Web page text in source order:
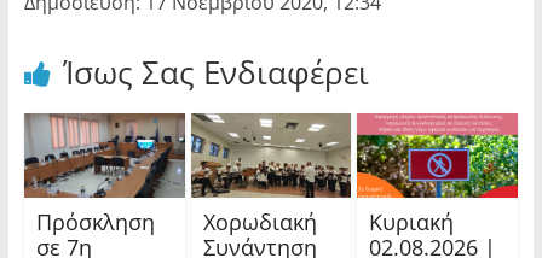
Ίσως Σας Ενδιαφέρει
Πρόσκληση
σε 7η
Χορωδιακή
Συνάντηση
Κυριακή
02.08.2026 |